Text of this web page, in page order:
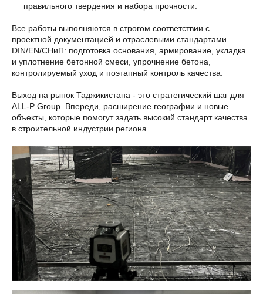
правильного твердения и набора прочности.
Все работы выполняются в строгом соответствии с
проектной документацией и отраслевыми стандартами
DIN/EN/СНиП: подготовка основания, армирование, укладка
и уплотнение бетонной смеси, упрочнение бетона,
контролируемый уход и поэтапный контроль качества.
Выход на рынок Таджикистана - это стратегический шаг для
ALL-P Group. Впереди, расширение географии и новые
объекты, которые помогут задать высокий стандарт качества
в строительной индустрии региона.